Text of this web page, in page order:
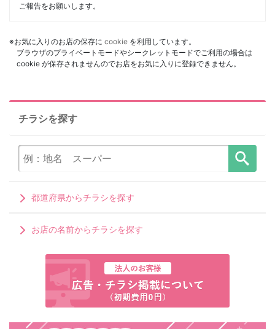
ご報告をお願いします。
※お気に入りのお店の保存に cookie を利用しています。
ブラウザのプライベートモードやシークレットモードでご利用の場合は
cookie が保存されませんのでお店をお気に入りに登録できません。
チラシを探す
都道府県からチラシを探す
お店の名前からチラシを探す